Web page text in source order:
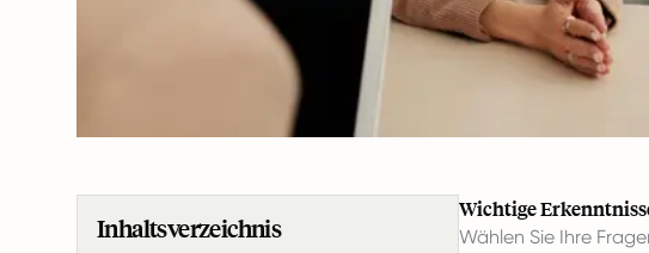
Inhaltsverzeichnis
Wichtige
Wählen Sie Ihre